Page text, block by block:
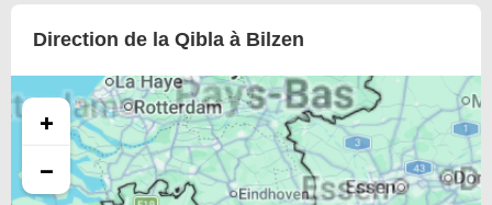
Direction de la Qibla à Bilzen
+
−